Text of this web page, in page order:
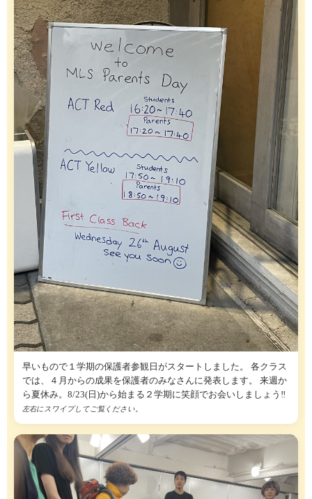
早いもので１学期の保護者参観日がスタートしました。 各クラス
では、４月からの成果を保護者のみなさんに発表します。 来週か
ら夏休み。8/23(日)から始まる２学期に笑顔でお会いしましょう‼
左右にスワイプしてご覧ください。